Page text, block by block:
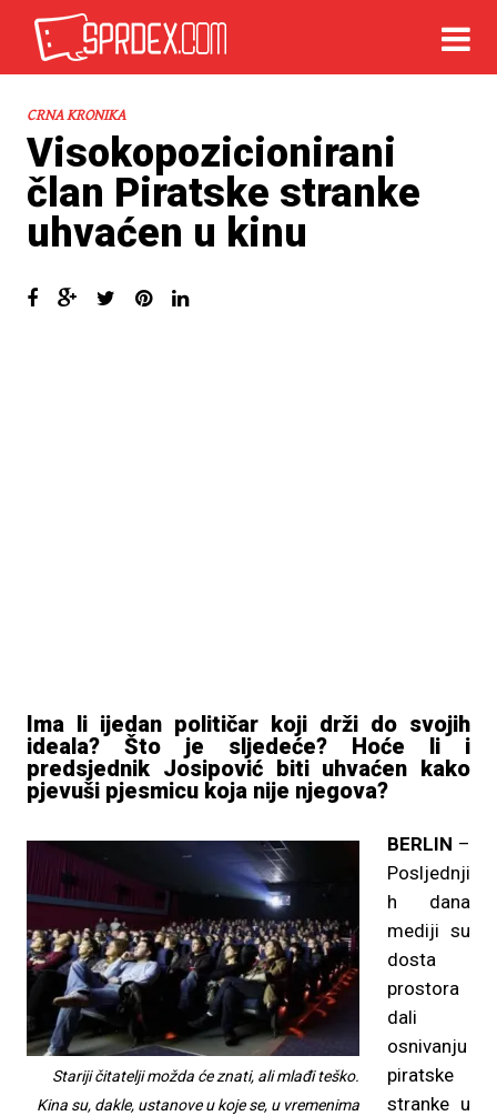
CRNA KRONIKA
Visokopozicionirani
član Piratske stranke
uhvaćen u kinu
Ima li ijedan političar koji drži do svojih
ideala? Što je sljedeće? Hoće li i
predsjednik Josipović biti uhvaćen kako
pjevuši pjesmicu koja nije njegova?
Stariji čitatelji možda će znati, ali mlađi teško.
Kina su, dakle, ustanove u koje se, u vremenima
BERLIN –
Posljednji
h dana
mediji su
dosta
prostora
dali
osnivanju
piratske
stranke u